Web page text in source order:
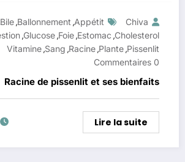
Chiva
Appétit
,
Ballonnement
,
Bile
Cholesterol
,
Estomac
,
Foie
,
Glucose
,
Pissenlit
,
Plante
,
Racine
,
Sang
,
Vitamine
0 Commentaires
Racine de pissenlit et ses bienfaits
Lire la suite